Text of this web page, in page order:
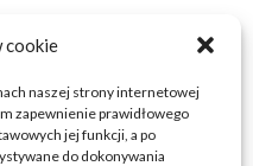
cookie
naszej strony internetowej
zapewnienie prawidłowego
jej funkcji, a po
do dokonywania